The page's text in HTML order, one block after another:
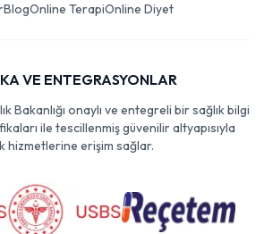
BlogOnline TerapiOnline Diyet
VE ENTEGRASYONLAR
Bakanlığı onaylı ve entegreli bir sağlık bilgi
ile tescillenmiş güvenilir altyapısıyla
hizmetlerine erişim sağlar.